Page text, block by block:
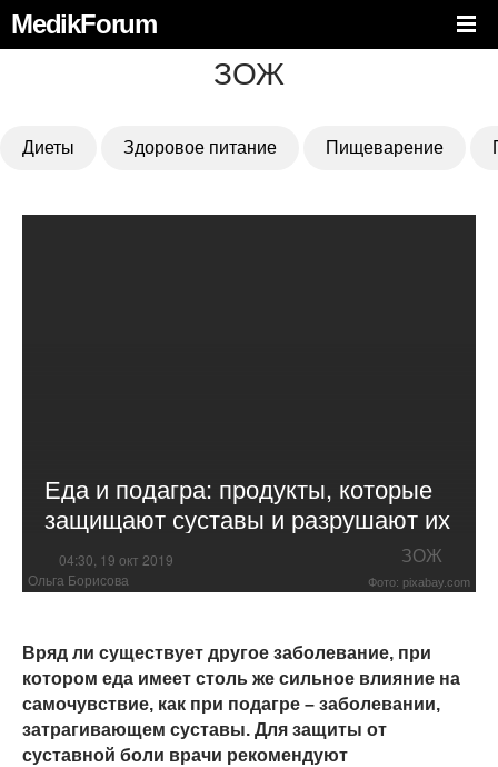
MedikForum
ЗОЖ
Диеты Здоровое питание Пищеварение
Еда и подагра: продукты, которые
защищают суставы и разрушают их
04:30, 19 окт 2019 ЗОЖ
Ольга Борисова Фото: pixabay.com
Вряд ли существует другое заболевание, при
котором еда имеет столь же сильное влияние на
самочувствие, как при подагре – заболевании,
затрагивающем суставы. Для защиты от
суставной боли врачи рекомендуют